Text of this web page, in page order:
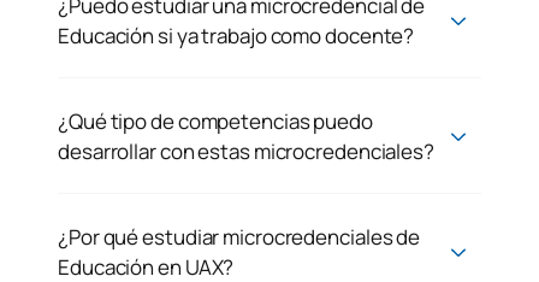
Educación si ya trabajo como docente?
¿Qué tipo de competencias puedo
desarrollar con estas microcredenciales?
¿Por qué estudiar microcredenciales de
Educación en UAX?